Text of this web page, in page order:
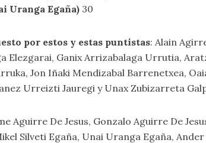
Uranga Egaña) 30
por estos y estas puntistas: Alain
Elezgarai, Ganix Arrizabalaga Urrutia,
Jon Iñaki Mendizabal Barrenetxea,
Urreizti Jauregi y Unax Zubizarreta
Aguirre De Jesus, Gonzalo Aguirre De
Silveti Egaña, Unai Uranga Egaña,